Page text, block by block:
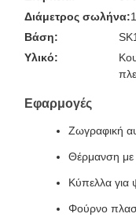
Διάμετρος σωλήνα:
Βάση:
Υλικό:
Εφαρμογές
Ζωγραφική
Θέρμανση
Κύπελλα για
Φούρνο